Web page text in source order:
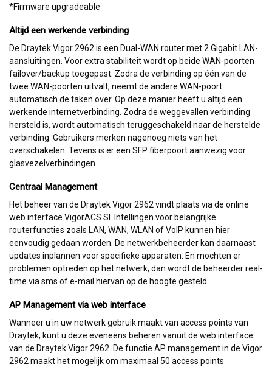
*Firmware upgradeable
Altijd een werkende verbinding
De Draytek Vigor 2962 is een Dual-WAN router met 2 Gigabit LAN-
aansluitingen. Voor extra stabiliteit wordt op beide WAN-poorten
failover/backup toegepast. Zodra de verbinding op één van de
twee WAN-poorten uitvalt, neemt de andere WAN-poort
automatisch de taken over. Op deze manier heeft u altijd een
werkende internetverbinding. Zodra de weggevallen verbinding
hersteld is, wordt automatisch teruggeschakeld naar de herstelde
verbinding. Gebruikers merken nagenoeg niets van het
overschakelen. Tevens is er een SFP fiberpoort aanwezig voor
glasvezelverbindingen.
Centraal Management
Het beheer van de Draytek Vigor 2962 vindt plaats via de online
web interface VigorACS SI. Intellingen voor belangrijke
routerfuncties zoals LAN, WAN, WLAN of VoIP kunnen hier
eenvoudig gedaan worden. De netwerkbeheerder kan daarnaast
updates inplannen voor specifieke apparaten. En mochten er
problemen optreden op het netwerk, dan wordt de beheerder real-
time via sms of e-mail hiervan op de hoogte gesteld.
AP Management via web interface
Wanneer u in uw netwerk gebruik maakt van access points van
Draytek, kunt u deze eveneens beheren vanuit de web interface
van de Draytek Vigor 2962. De functie AP management in de Vigor
2962 maakt het mogelijk om maximaal 50 access points